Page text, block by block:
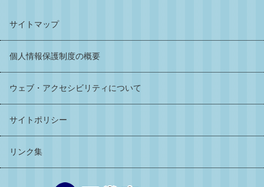
サイトマップ
個人情報保護制度の概要
ウェブ・アクセシビリティについて
サイトポリシー
リンク集